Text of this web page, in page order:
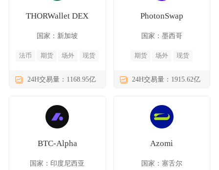
THORWallet DEX
国家：新加坡
法币 期货 场外 现货
24H交易量：1168.95亿
PhotonSwap
国家：墨西哥
期货 场外 现货
24H交易量：1915.62亿
BTC-Alpha
国家：印度尼西亚
Azomi
国家：塞舌尔